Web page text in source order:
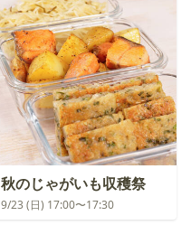
秋のじゃがいも収穫祭
9/23 (日) 17:00〜17:30